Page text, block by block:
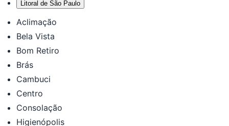
Litoral de São Paulo
Aclimação
Bela Vista
Bom Retiro
Brás
Cambuci
Centro
Consolação
Higienópolis